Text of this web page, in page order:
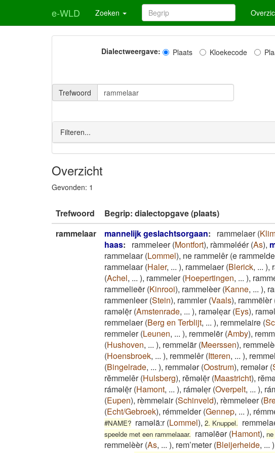
e-WLD Zoeken
Dialectweergave: Plaats Kloekecode
Trefwoord
Filteren...
Overzicht
Gevonden: 1
Trefwoord Begrip: dialectopgave (plaats)
rammelaar
mannelijk geslachtsorgaan: rammelaer(
haas: rammeleer(Montfort), ràmməléér(As),
rammelaar(Lommel), ne rammelêr (e
rammelaar(Haler, ... ), rammelaer(Blerick, ... ),
(Achel, ... ), rammeler(Hoepertingen, ... ),
rammelieër(Kinrooi), rammelèer(Kanne, ... ),
rammenleer(Stein), rammler(Vaals), rammëlèr
raməlēͅr(Amstenrade, ... ), raməleͅar(Eys),
remmelaer(Berg en Terblijt, ... ), remmelaire (
remmeler(Leunen, ... ), remmelēr(Amby),
(Hushoven, ... ), remmelär(Meerssen),
(Hoensbroek, ... ), remmelêr(Itteren, ... ),
(Bingelrade, ... ), remmələr(Oostrum), remələr(
rĕmmelêr(Hulsberg), rĕməlēͅr(Maastricht),
ráməlēͅr(Hamont, ... ), ráməleͅr(Overpelt, ... ),
(Eupen), rèmmelair(Schinveld), rèmmeleer(
(Echt/Gebroek), rémmelder(Gennep, ... ),
#NAME? raməlä:r(Lommel), 2. Knuppel.
speelde met een rammelaaar. raməlēər(Hamont),
remmelèèr(As, ... ), rem’meter(Bleijerheide, ... )